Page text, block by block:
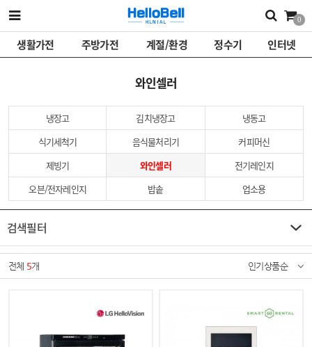
0
생활가전 주방가전 계절/환경 정수기 인터넷
와인셀러
냉장고 김치냉장고
냉동고
식기세척기
음식물처리기
커피머신
제빙기
와인셀러
전기레인지
오븐/전자레인지
밥솥 업소용
검색필터
전체 5개 인기상품순